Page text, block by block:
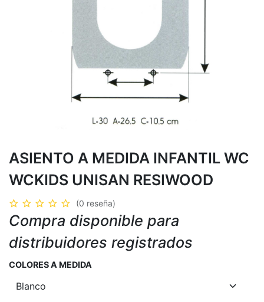
ASIENTO A MEDIDA INFANTIL WC
WCKIDS UNISAN RESIWOOD
(0 reseña)
Compra disponible para
distribuidores registrados
COLORES A MEDIDA